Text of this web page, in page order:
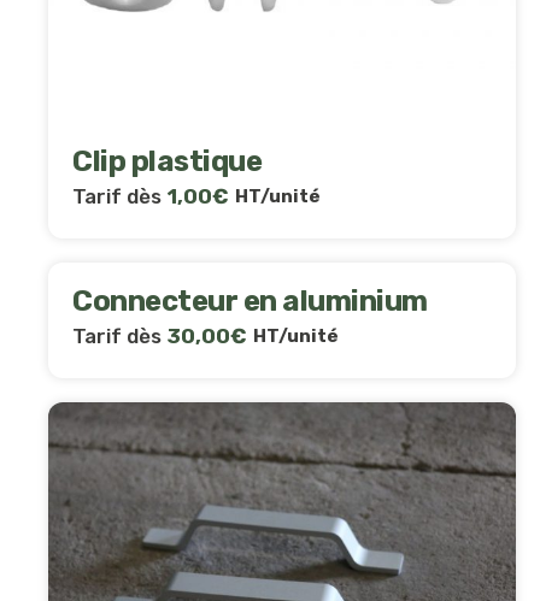
Clip plastique
Tarif dès 1,00€ HT/unité
Connecteur en aluminium
Tarif dès 30,00€ HT/unité